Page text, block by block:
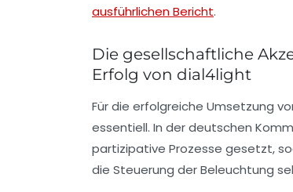
ausführlichen Bericht.
Die gesellschaftliche
Erfolg von dial4light
Für die erfolgreiche Umsetzung
essentiell. In der deutschen
partizipative Prozesse gesetzt,
die Steuerung der Beleuchtung